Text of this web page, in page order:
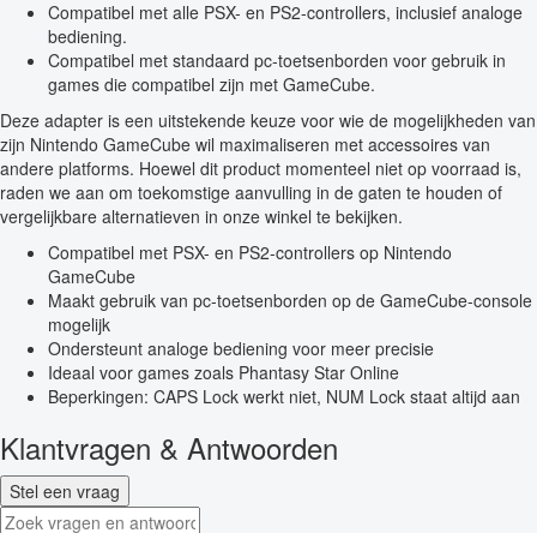
Compatibel met alle PSX- en PS2-controllers, inclusief analoge
bediening.
Compatibel met standaard pc-toetsenborden voor gebruik in
games die compatibel zijn met GameCube.
Deze adapter is een uitstekende keuze voor wie de mogelijkheden van
zijn Nintendo GameCube wil maximaliseren met accessoires van
andere platforms. Hoewel dit product momenteel niet op voorraad is,
raden we aan om toekomstige aanvulling in de gaten te houden of
vergelijkbare alternatieven in onze winkel te bekijken.
Compatibel met PSX- en PS2-controllers op Nintendo
GameCube
Maakt gebruik van pc-toetsenborden op de GameCube-console
mogelijk
Ondersteunt analoge bediening voor meer precisie
Ideaal voor games zoals Phantasy Star Online
Beperkingen: CAPS Lock werkt niet, NUM Lock staat altijd aan
Klantvragen & Antwoorden
Stel een vraag